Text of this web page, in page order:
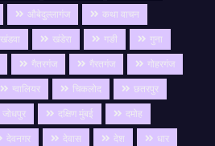
औबेदुल्लागंज
कथा वाचन
खंडवा खंडेरा गङी
गुना
गैतरगंज गैरतगंज
गोहरगंज
ग्वालियर चिकलोद
छतरपुर
जोधपुर दक्षिण मुंबई
दमोह
देवनगर देवास देश
धार